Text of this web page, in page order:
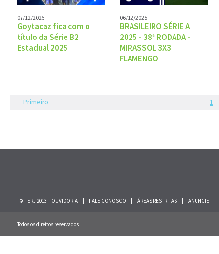
07/12/2025
Goytacaz fica com o
título da Série B2
Estadual 2025
06/12/2025
BRASILEIRO SÉRIE A
2025 - 38ª RODADA -
MIRASSOL 3X3
FLAMENGO
Primeiro 1
© FERJ 2013 OUVIDORIA FALE CONOSCO ÁREAS RESTRITAS ANUNCIE
Todos os direitos reservados